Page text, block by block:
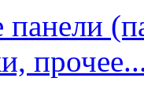
панели